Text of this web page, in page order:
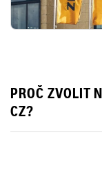
PROČ ZVOLIT
CZ?